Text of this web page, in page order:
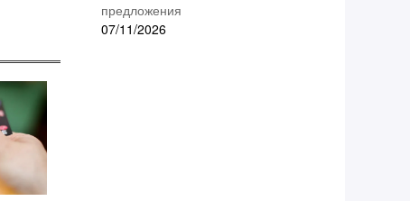
предложения
07/11/2026